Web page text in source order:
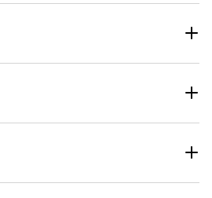
une tasse. Obtenez tout le goût et
directement dans le gobelet